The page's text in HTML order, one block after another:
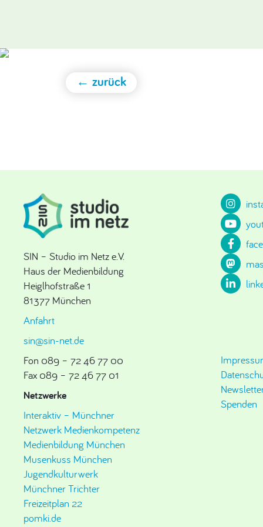
← zurück
SIN – Studio im Netz e.V.
Haus der Medienbildung
Heiglhofstraße 1
81377 München
Anfahrt
sin@sin-net.de
Fon 089 – 72 46 77 00
Fax 089 – 72 46 77 01
Netzwerke
Interaktiv – Münchner
Netzwerk Medienkompetenz
Medienbildung München
Musenkuss München
Jugendkulturwerk
Münchner Trichter
Freizeitplan 22
pomki.de
Spenden